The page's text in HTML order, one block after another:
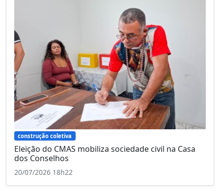
construção coletiva
Eleição do CMAS mobiliza sociedade civil na Casa
dos Conselhos
20/07/2026 18h22